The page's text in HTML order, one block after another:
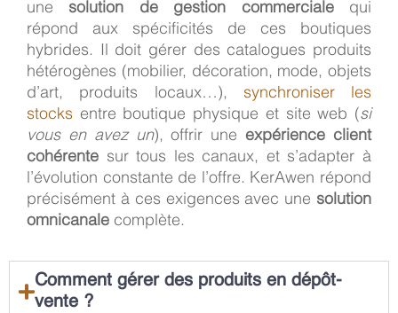
une solution de gestion commercialequi
répond aux spécificités de ces boutiques
hybrides. Il doit gérer des catalogues produits
hétérogènes (mobilier, décoration, mode, objets
d’art, produits locaux…), synchroniser les
stocks entre boutique physique et site web (si
vous en avez un), offrir une expérience client
cohérente sur tous les canaux, et s’adapter à
l’évolution constante de l’offre. KerAwen répond
précisément à ces exigences avec une solution
omnicanale complète.
Comment gérer des produits en dépôt-
vente ?